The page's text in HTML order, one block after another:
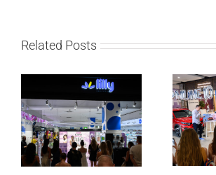
Related Posts
Lilly Drogerie i L’Oréal
Paris Elseve na
Festivalu nege kose
predstavili Collagen
Lifter liniju i popuste do
30 odsto
Lilly
10.